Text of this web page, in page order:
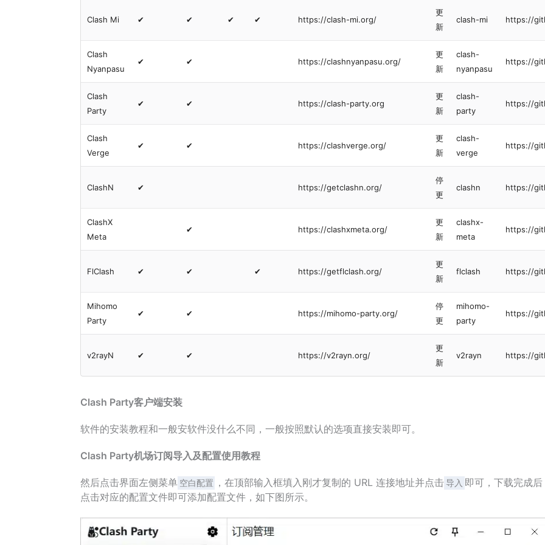
Clash Mi ✔ ✔ ✔ ✔ https://clash-mi.org/
更
新
clash-mi https://
Clash
Nyanpasu
✔ ✔ https://clashnyanpasu.org/
更
新
clash-
nyanpasu
https://
Clash
Party
✔ ✔ https://clash-party.org
更
新
clash-
party
https://
Clash
Verge
✔ ✔ https://clashverge.org/
更
新
clash-
verge
https://
ClashN ✔ https://getclashn.org/
停
更
clashn https://
ClashX
Meta
✔ https://clashxmeta.org/
更
新
clashx-
meta
https://
FlClash ✔ ✔ ✔ https://getflclash.org/
更
新
flclash https://
Mihomo
Party
✔ ✔ https://mihomo-party.org/
停
更
mihomo-
party
https://
v2rayN ✔ ✔ https://v2rayn.org/
更
新
v2rayn https://
Clash Party客户端安装
软件的安装教程和一般安软件没什么不同，一般按照默认的选项直接安装即可。
Clash Party机场订阅导入及配置使用教程
然后点击界面左侧菜单 空白配置 ，在顶部输入框填入刚才复制的 URL 连接地址并点击导入 即可，下载完成后
点击对应的配置文件即可添加配置文件，如下图所示。